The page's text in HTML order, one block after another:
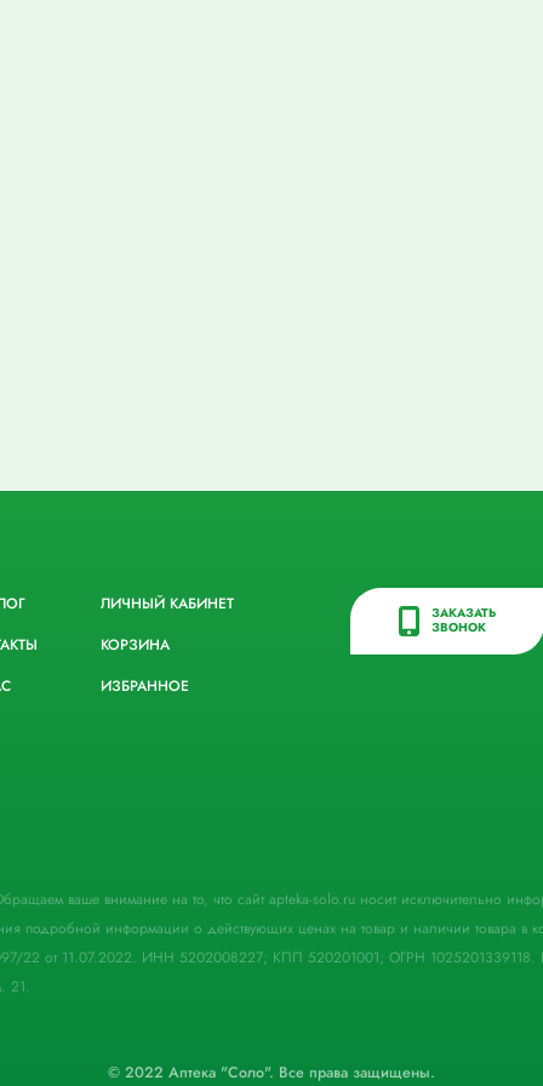
ЛИЧНЫЙ КАБИНЕТ
КОРЗИНА
ИЗБРАННОЕ
ЗАКАЗАТЬ
ЗВОНОК
ваше внимание на то, что сайт apteka-solo.ru носит исключительно
информации о действующих ценах на товар и наличии товара в
22 от 11.07.2022. ИНН 5202008227; КПП 520201001; ОГРН 1025201339118.
21.
© 2022 Аптека "Соло". Все права защищены.